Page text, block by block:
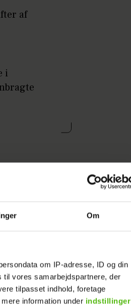
Om
om IP-adresse, ID og din
vores samarbejdspartnere, der
tilpasset indhold, foretage
information under indstillinger
af
i
er det ikke
børn fra et
Jensen, der
der arbejder